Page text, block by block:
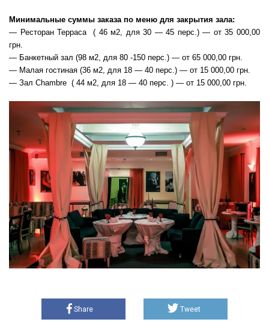
Минимальные суммы заказа по меню для закрытия зала:
— Ресторан Терраса ( 46 м2, для 30 — 45 перс.) — от 35 000,00
грн.
— Банкетный зал (98 м2, для 80 -150 перс.) — от 65 000,00 грн.
— Малая гостиная (36 м2, для 18 — 40 перс.) — от 15 000,00 грн.
— Зал Chambre ( 44 м2, для 18 — 40 перс. ) — от 15 000,00 грн.
Share Tweet